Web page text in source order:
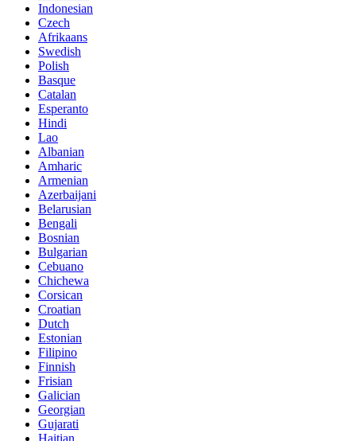
Indonesian
Czech
Afrikaans
Swedish
Polish
Basque
Catalan
Esperanto
Hindi
Lao
Albanian
Amharic
Armenian
Azerbaijani
Belarusian
Bengali
Bosnian
Bulgarian
Cebuano
Chichewa
Corsican
Croatian
Dutch
Estonian
Filipino
Finnish
Frisian
Galician
Georgian
Gujarati
Haitian